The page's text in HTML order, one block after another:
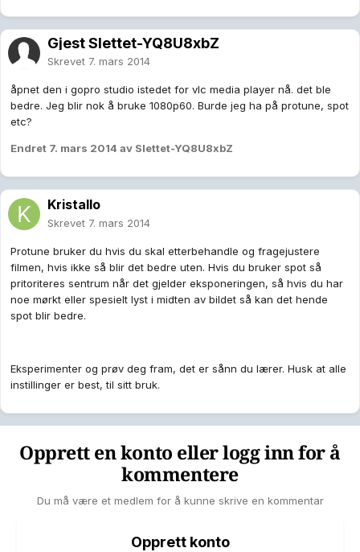
Gjest Slettet-YQ8U8xbZ
Skrevet 7. mars 2014
åpnet den i gopro studio istedet for vlc media player nå. det ble
bedre. Jeg blir nok å bruke 1080p60. Burde jeg ha på protune, spot
etc?
Endret 7. mars 2014 av Slettet-YQ8U8xbZ
Kristallo
Skrevet 7. mars 2014
Protune bruker du hvis du skal etterbehandle og fragejustere
filmen, hvis ikke så blir det bedre uten. Hvis du bruker spot så
pritoriteres sentrum når det gjelder eksponeringen, så hvis du har
noe mørkt eller spesielt lyst i midten av bildet så kan det hende
spot blir bedre.
Eksperimenter og prøv deg fram, det er sånn du lærer. Husk at alle
instillinger er best, til sitt bruk.
Opprett en konto eller logg inn for å
kommentere
Du må være et medlem for å kunne skrive en kommentar
Opprett konto